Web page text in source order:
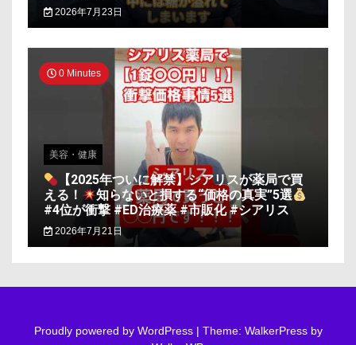
2026年7月23日
0 Minutes
美容・健康
【2025年ついに解禁】シアリスが薬局で買
える！
知らないと損する“価格の真実”5選
#4位が衝撃 #ED治療薬 #市販化 #シアリス
2026年7月21日
Proudly powered by WordPress | Theme: WalkerPress by